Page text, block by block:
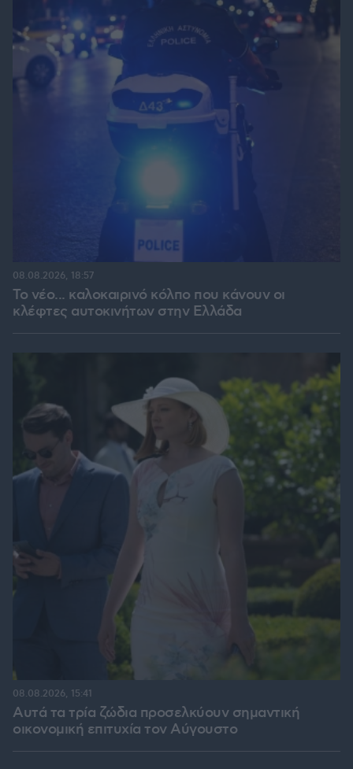
Το νέο... καλοκαιρινό κόλπο που κάνουν οι
κλέφτες αυτοκινήτων στην Ελλάδα
08.08.2026, 18:57
Αυτά τα τρία ζώδια προσελκύουν σημαντική
οικονομική επιτυχία τον Αύγουστο
08.08.2026, 15:41